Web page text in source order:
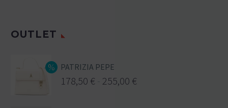
OUTLET
PATRIZIA PEPE
178,50 € 255,00 €